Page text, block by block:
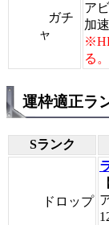
ガチ
ャ
ア
加
る。
運枠適正ラ
Sランク
ドロップ